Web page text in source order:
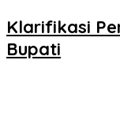
Klarifikasi
Bupati